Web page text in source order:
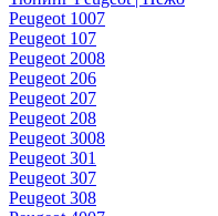
Peugeot 1007
Peugeot 107
Peugeot 2008
Peugeot 206
Peugeot 207
Peugeot 208
Peugeot 3008
Peugeot 301
Peugeot 307
Peugeot 308